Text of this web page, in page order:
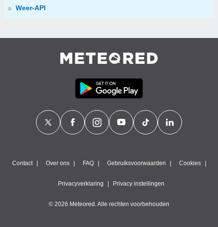
Weer-API
Contact Over ons FAQ Gebruiksvoorwaarden Cookies
Privacyverklaring Privacy instellingen
© 2026 Meteored. Alle rechten voorbehouden